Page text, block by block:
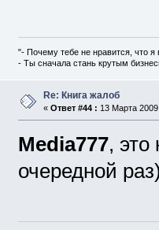
"- Почему тебе не нравится, что я
- Ты сначала стань крутым
Re: Книга жалоб
« Ответ #44 : 13 Марта
Media777, это
очередной